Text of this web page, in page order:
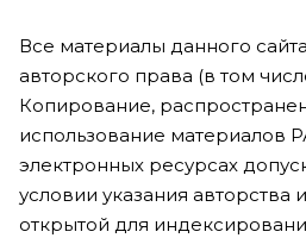
Все материалы данного
авторского права (в том
Копирование,
использование материалов
электронных ресурсах
условии указания авторства
открытой для